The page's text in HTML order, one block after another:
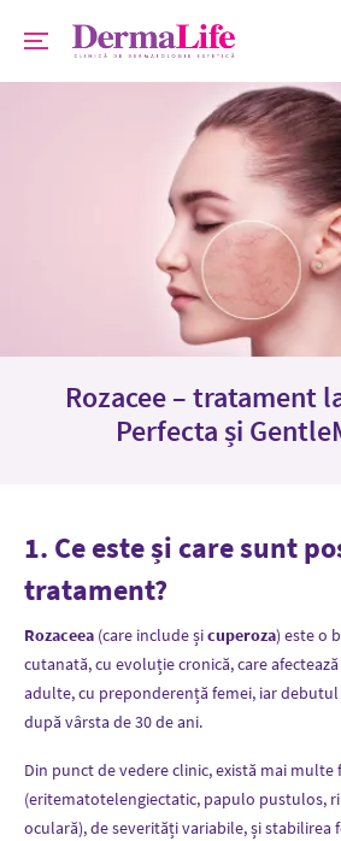
Rozacee – tratament
Perfecta și
1. Ce este și care sunt
tratament?
Rozaceea (care include șicuperoza) este o
cutanată, cu evoluție cronică, care
adulte, cu preponderență femei, iar
după vârsta de 30 de ani.
Din punct de vedere clinic, există mai multe
(eritematotelengiectatic, papulo pustulos,
oculară), de severități variabile, și stabilirea